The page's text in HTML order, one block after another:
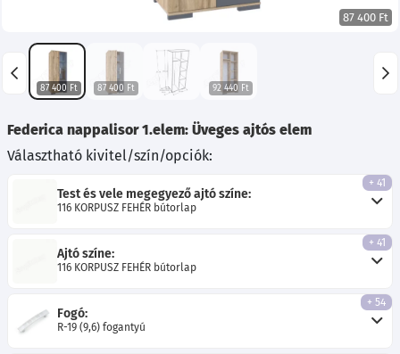
87 400 Ft
87 400 Ft 87 400 Ft 92 440 Ft
Federica nappalisor 1.elem: Üveges ajtós elem
Választható kivitel/szín/opciók:
Test és vele megegyező ajtó színe:
116 KORPUSZ FEHÉR bútorlap
+ 41
Ajtó színe:
116 KORPUSZ FEHÉR bútorlap
+ 41
Fogó:
R-19 (9,6) fogantyú
+ 54